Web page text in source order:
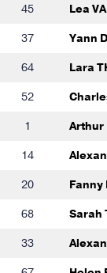
45 Lea
37 Yann
64 Lara
52
1 Arthur
14
20 Fanny
68 Sarah
33